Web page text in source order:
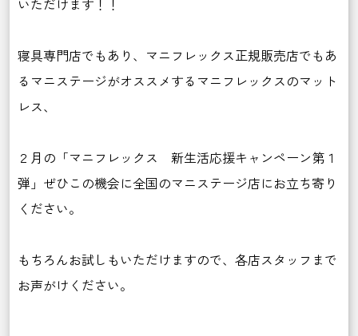
いただけます！！
寝具専門店でもあり、マニフレックス正規販売店でもあ
るマニステージがオススメするマニフレックスのマット
レス、
２月の「マニフレックス 新生活応援キャンペーン第１
弾」ぜひこの機会に全国のマニステージ店にお立ち寄り
ください。
もちろんお試しもいただけますので、各店スタッフまで
お声がけください。